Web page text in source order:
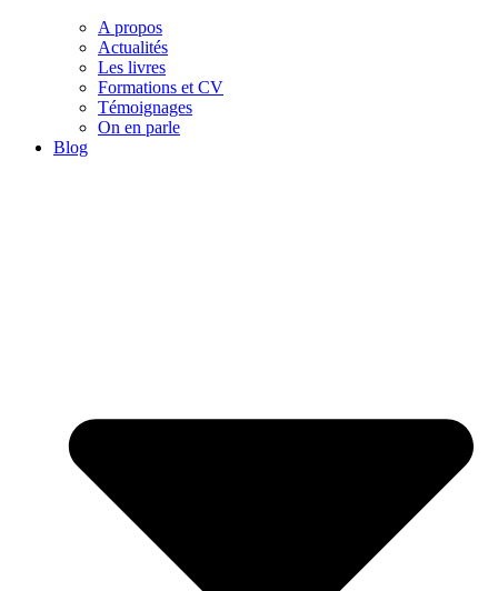
A propos
Actualités
Les livres
Formations et CV
Témoignages
On en parle
Blog